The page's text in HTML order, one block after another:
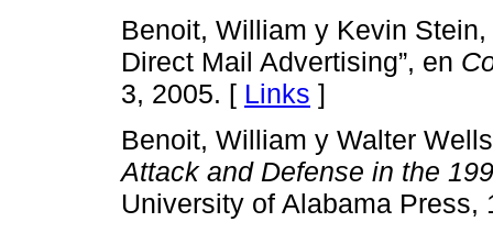
Benoit, William y Kevin
Direct Mail Advertising”, en
3, 2005. [ Links ]
Benoit, William y Walter
Attack and Defense in the
University of Alabama Press,